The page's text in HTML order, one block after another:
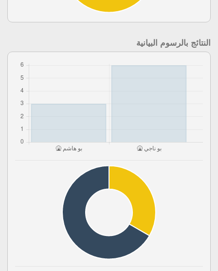
النتائج بالرسوم البيانية